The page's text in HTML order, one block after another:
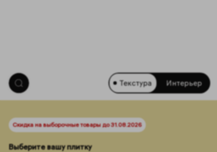
Текстура Интерьер
Скидка на выборочные товары до 31.08.2026
Выберите вашу плитку